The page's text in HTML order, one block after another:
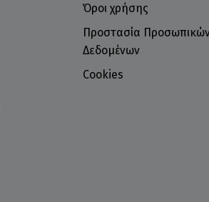
Όροι χρήσης
Προστασία
Δεδομένων
Cookies